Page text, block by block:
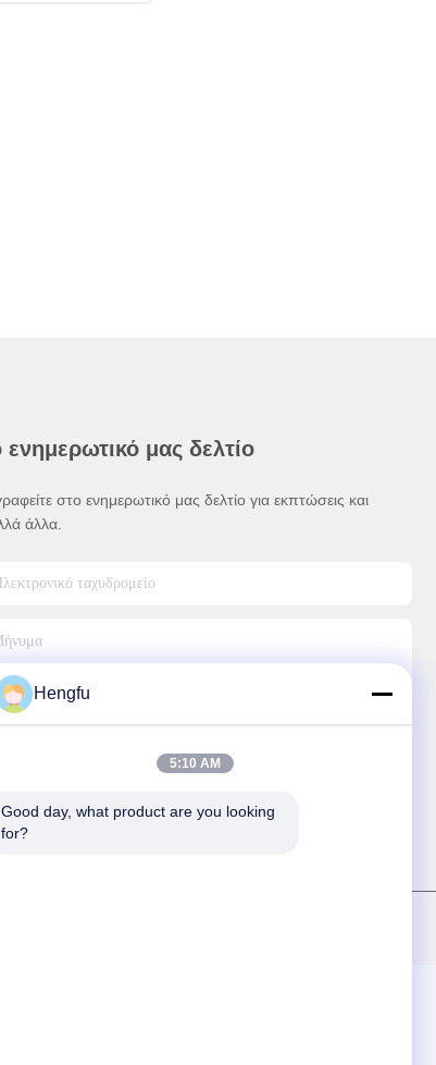
ενημερωτικό μας δελτίο
στο ενημερωτικό μας δελτίο για εκπτώσεις και
άλλα.
δικαιώματα © 2026 Dongguang Hengfu Roll Forming
Hengfu
5:10 AM
Good day, what product are you looking
for?